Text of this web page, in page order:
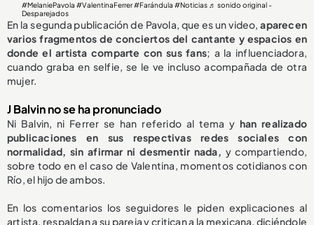
#MelaniePavola #ValentinaFerrer#Farándula #Noticias ♬ sonido original -
Desparejados
En la segunda publicación de Pavola, que es un video,aparecen
varios fragmentos de conciertos del cantante y espacios en
donde el artista comparte con sus fans; a la influenciadora,
cuando graba en selfie, se le ve incluso acompañada de otra
mujer.
J Balvin no se ha pronunciado
Ni Balvin, ni Ferrer se han referido al tema y han realizado
publicaciones en sus respectivas redes sociales con
normalidad, sin afirmar ni desmentir nada, y compartiendo,
sobre todo en el caso de Valentina, momentos cotidianos con
Río, el hijo de ambos.
En los comentarios los seguidores le piden explicaciones al
artista, respaldan a su pareja y critican a la mexicana, diciéndole